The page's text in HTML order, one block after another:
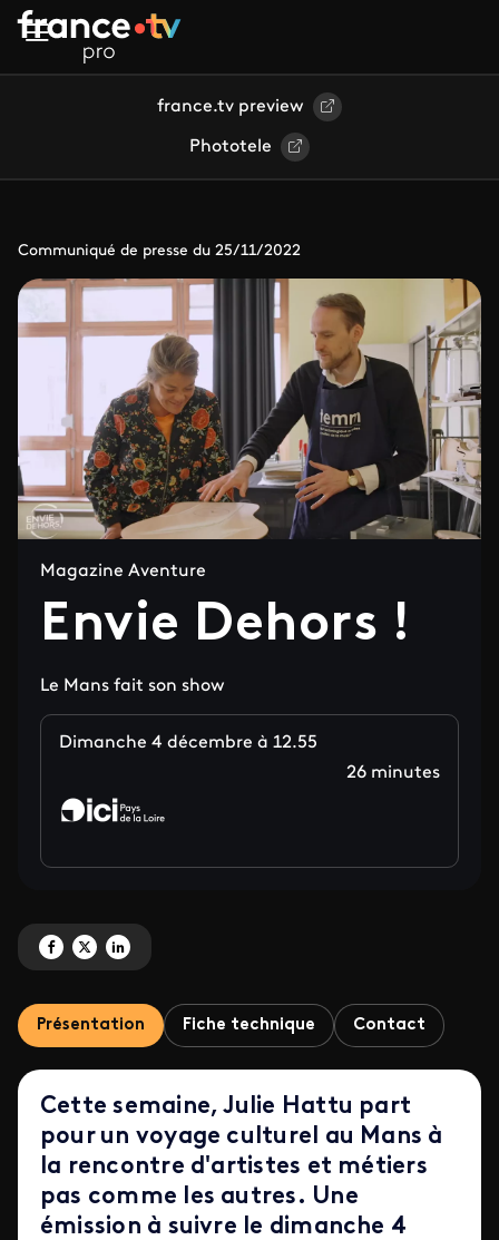
Aller au contenu principal
france.tv preview
Phototele
Communiqué de presse du 25/11/2022
Magazine Aventure
Envie Dehors !
Le Mans fait son show
Dimanche 4 décembre à 12.55
26 minutes
Partagez 'Envie Dehors ! ' sur Facebook
Partagez 'Envie Dehors ! ' sur X
Partagez 'Envie Dehors ! ' sur LinkedIn
Présentation Fiche technique Contact
Cette semaine, Julie Hattu part
pour un voyage culturel au Mans à
la rencontre d'artistes et métiers
pas comme les autres. Une
émission à suivre le dimanche 4